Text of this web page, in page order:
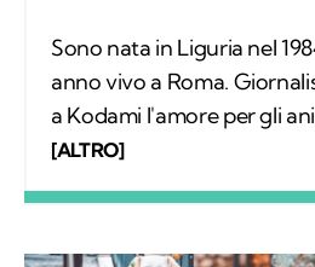
Sono nata in Liguria nel
anno vivo a Roma.
a Kodami l'amore per gli
un lavoro attraverso cui
libero tanti libri, qualche
[ALTRO]